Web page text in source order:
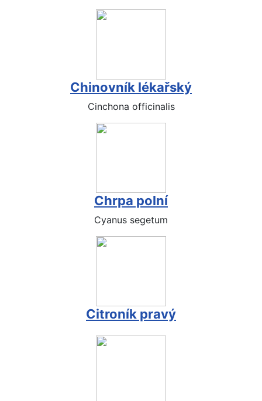
Chinovník lékařský
Cinchona officinalis
Chrpa polní
Cyanus segetum
Citroník pravý